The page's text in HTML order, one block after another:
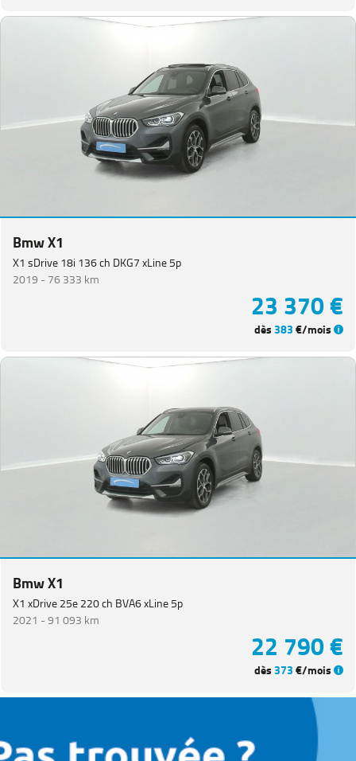
Bmw X1
X1 sDrive 18i 136 ch DKG7 xLine 5p
2019 -76 333 km
23 370 €
dès383€/mois
Bmw X1
X1 xDrive 25e 220 ch BVA6 xLine 5p
2021 -91 093 km
22 790 €
dès373€/mois